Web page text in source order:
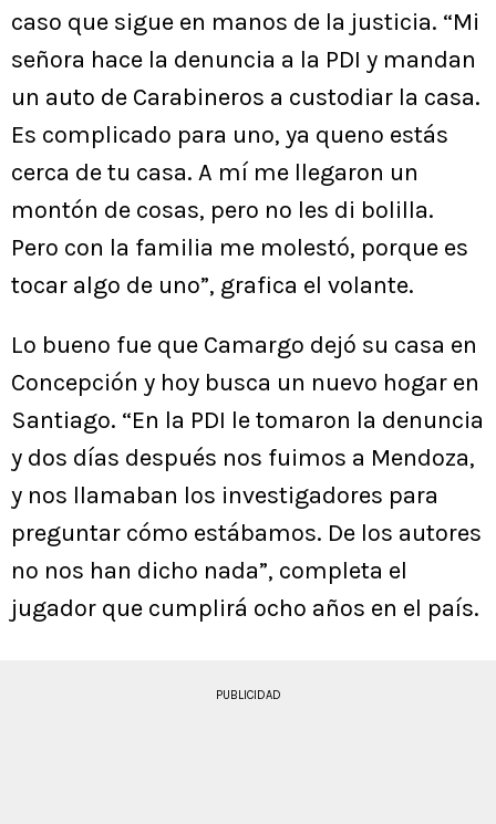
caso que sigue en manos de la justicia. “Mi
señora hace la denuncia a la PDI y mandan
un auto de Carabineros a custodiar la casa.
Es complicado para uno, ya queno estás
cerca de tu casa. A mí me llegaron un
montón de cosas, pero no les di bolilla.
Pero con la familia me molestó, porque es
tocar algo de uno”, grafica el volante.
Lo bueno fue que Camargo dejó su casa en
Concepción y hoy busca un nuevo hogar en
Santiago. “En la PDI le tomaron la denuncia
y dos días después nos fuimos a Mendoza,
y nos llamaban los investigadores para
preguntar cómo estábamos. De los autores
no nos han dicho nada”, completa el
jugador que cumplirá ocho años en el país.
PUBLICIDAD